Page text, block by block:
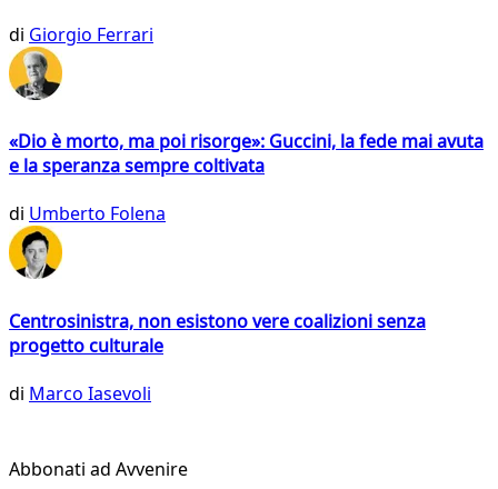
di Giorgio Ferrari
«Dio è morto, ma poi risorge»: Guccini, la fede mai avuta
e la speranza sempre coltivata
di Umberto Folena
Centrosinistra, non esistono vere coalizioni senza
progetto culturale
di Marco Iasevoli
Abbonati ad Avvenire